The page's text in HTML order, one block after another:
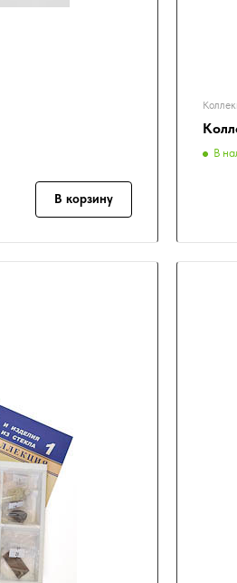
В корзину
В